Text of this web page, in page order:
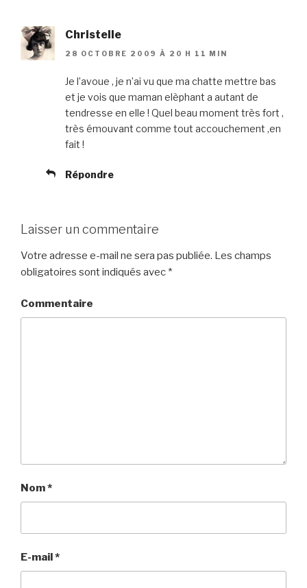
Christelle
28 OCTOBRE 2009 À 20 H 11 MIN
Je l’avoue , je n’ai vu que ma chatte mettre bas
et je vois que maman elèphant a autant de
tendresse en elle ! Quel beau moment très fort ,
très émouvant comme tout accouchement ,en
fait !
Répondre
Laisser un commentaire
Votre adresse e-mail ne sera pas publiée. Les champs
obligatoires sont indiqués avec *
Commentaire
Nom*
E-mail*